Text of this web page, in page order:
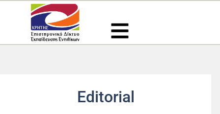
Μετάβαση
περιεχόμενο
Editorial